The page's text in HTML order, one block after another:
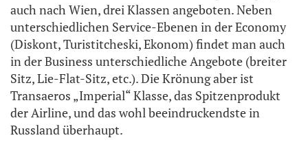
auch nach Wien, drei Klassen angeboten. Neben
unterschiedlichen Service-Ebenen in der Economy
(Diskont, Turistitcheski, Ekonom) findet man auch
in der Business unterschiedliche Angebote (breiter
Sitz, Lie-Flat-Sitz, etc.). Die Krönung aber ist
Transaeros „Imperial“ Klasse, das Spitzenprodukt
der Airline, und das wohl beeindruckendste in
Russland überhaupt.